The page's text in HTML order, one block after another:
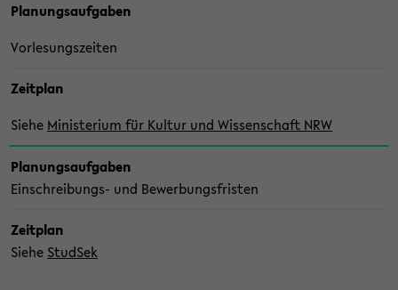
Pla­nungs­auf­ga­ben
Vor­le­sungs­zei­ten
Zeit­plan
Siehe Mi­nis­te­ri­um für Kul­tur und Wis­sen­schaft NRW
Pla­nungs­auf­ga­ben
Einschreibungs-​ und Be­wer­bungs­fris­ten
Zeit­plan
Siehe Stud­Sek